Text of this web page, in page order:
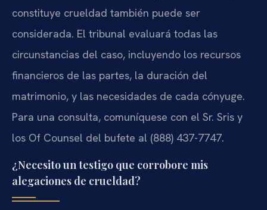
constituye crueldad también puede ser
considerada. El tribunal evaluará todas las
circunstancias del caso, incluyendo los recursos
financieros de las partes, la duración del
matrimonio, y las necesidades de cada cónyuge.
Para una consulta, comuníquese con el Sr. Sris y
los Of Counsel del bufete al (888) 437-7747.
¿Necesito un testigo que corrobore mis
alegaciones de crueldad?